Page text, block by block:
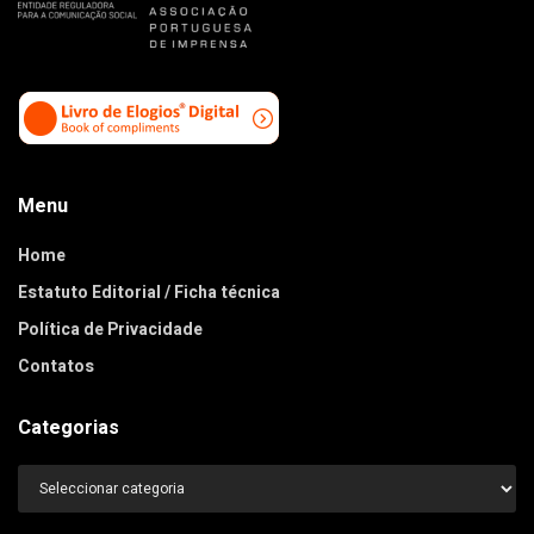
Menu
Home
Estatuto Editorial / Ficha técnica
Política de Privacidade
Contatos
Categorias
Categorias